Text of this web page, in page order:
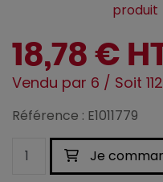
18,78 €
Vendu par 6 / Soit
Référence : E1011779
Je